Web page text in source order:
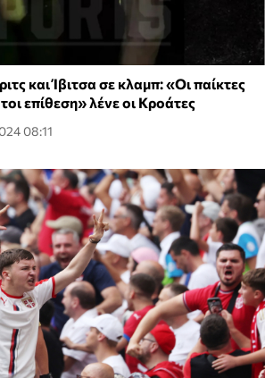
και Ίβιτσα σε κλαμπ: «Οι παίκτες
επίθεση» λένε οι Κροάτες
08:11